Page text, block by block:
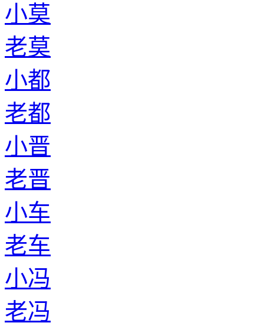
小莫
老莫
小都
老都
小晋
老晋
小车
老车
小冯
老冯